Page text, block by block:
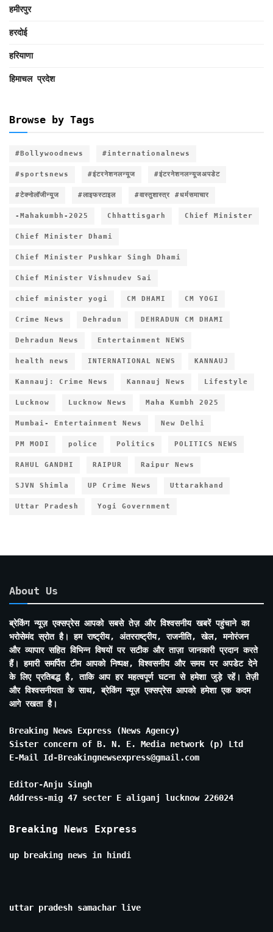
हमीरपुर
हरदोई
हरियाणा
हिमाचल प्रदेश
Browse by Tags
#Bollywoodnews #internationalnews
#sportsnews #इंटरनेशनलन्यूज #इंटरनेशनलन्यूजअपडेट
#टेक्नोलॉजीन्यूज #लाइफस्टाइल #वास्तुशास्त्र #धर्मसमाचार
-Mahakumbh-2025 Chhattisgarh Chief Minister
Chief Minister Dhami
Chief Minister Pushkar Singh Dhami
Chief Minister Vishnudev Sai
chief minister yogi CM DHAMI CM YOGI
Crime News Dehradun DEHRADUN CM DHAMI
Dehradun News Entertainment NEWS
health news INTERNATIONAL NEWS KANNAUJ
Kannauj: Crime News Kannauj News Lifestyle
Lucknow Lucknow News Maha Kumbh 2025
Mumbai- Entertainment News New Delhi
PM MODI police Politics POLITICS NEWS
RAHUL GANDHI RAIPUR Raipur News
SJVN Shimla UP Crime News Uttarakhand
Uttar Pradesh Yogi Government
About Us
ब्रेकिंग न्यूज़ एक्सप्रेस आपको सबसे तेज़ और विश्वसनीय खबरें पहुंचाने का
भरोसेमंद स्रोत है। हम राष्ट्रीय, अंतरराष्ट्रीय, राजनीति, खेल, मनोरंजन
और व्यापार सहित विभिन्न विषयों पर सटीक और ताज़ा जानकारी प्रदान करते
हैं। हमारी समर्पित टीम आपको निष्पक्ष, विश्वसनीय और समय पर अपडेट देने
के लिए प्रतिबद्ध है, ताकि आप हर महत्वपूर्ण घटना से हमेशा जुड़े रहें। तेज़ी
और विश्वसनीयता के साथ, ब्रेकिंग न्यूज़ एक्सप्रेस आपको हमेशा एक कदम
आगे रखता है।
Breaking News Express (News Agency)
Sister concern of B. N. E. Media network (p) Ltd
E-Mail Id-Breakingnewsexpress@gmail.com
Editor-Anju Singh
Address-mig 47 secter E aliganj lucknow 226024
Breaking News Express
up breaking news in hindi
uttar pradesh samachar live